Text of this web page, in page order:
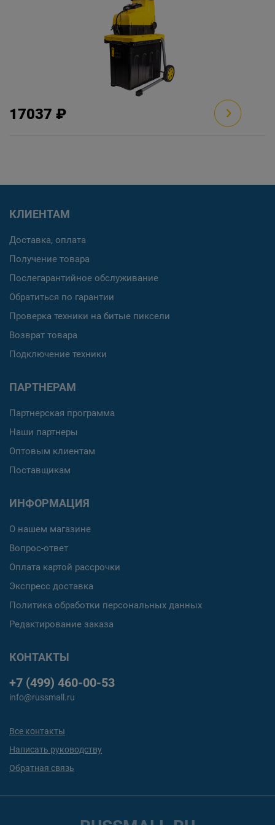
17037 ₽
КЛИЕНТАМ
Доставка, оплата
Получение товара
Послегарантийное обслуживание
Обратиться по гарантии
Проверка техники на битые пиксели
Возврат товара
Подключение техники
ПАРТНЕРАМ
Партнерская программа
Наши партнеры
Оптовым клиентам
Поставщикам
ИНФОРМАЦИЯ
О нашем магазине
Вопрос-ответ
Оплата картой рассрочки
Экспресс доставка
Политика обработки персональных данных
Редактирование заказа
КОНТАКТЫ
+7 (499) 460-00-53
info@russmall.ru
Все контакты
Написать руководству
Обратная связь